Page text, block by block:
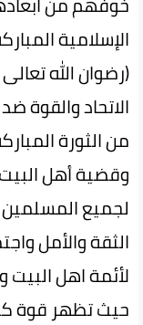
الإسلامية
(رضوان الله
الاتحاد والقوة
من الثورة
وقضية أهل
لجميع
الثقة والأمل
لأئمة اهل البيت
حيث تظهر قوة